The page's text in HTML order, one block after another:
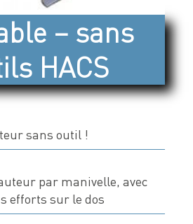
– sans
HACS
sans outil !
par manivelle, avec
efforts sur le dos